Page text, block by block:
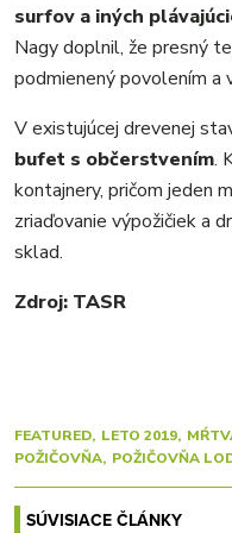
surfov a iných
Nagy doplnil, že presný
podmienený povolením a
V existujúcej drevenej
bufet s občerstvením.
kontajnery, pričom jeden
zriaďovanie výpožičiek a
sklad.
Zdroj: TASR
FEATURED LETO 2019
POŽIČOVŇA POŽIČOVŇA
SÚVISIACE ČLÁNKY